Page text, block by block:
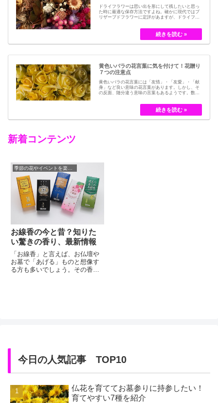
ドライフラワーは思い出を形にして残したいと思っ
た時に最適な保存方法ですよね。確かに現代ではブ
リザーブドフラワーに定評があますが、ドライフラ
とつです。結婚式のブーケなどに使われた花など、
今では押し花のサービスが有名ですが、昔はドライ
フラワーでも保存されてきました。30代以降の…
黄色いバラの花言葉に気を付けて！花贈り
７つの注意点
黄色いバラの花言葉には「友情」・「友愛」・「献
身」など良い意味の花言葉があります。しかし、そ
の反面、随分違う意味の言葉もあるようです。数多
ローズである「ハイブリット・ティー」の中には、
黄色のバラというのは、存在していませんでした。
しかし、フランスの園芸家ジョセフ・ペルネ＝デ…
新着コンテンツ
季節の花やイベントを楽しむコツ
お線香の今と昔？知りた
い驚きの香り、最新情報
「お線香」と言えば、お仏壇や
お墓で「あげる」ものと想像す
る方も多いでしょう。その香り
今日の人気記事 TOP10
仏花を育ててお墓参りに持参したい！
育てやすい7種を紹介